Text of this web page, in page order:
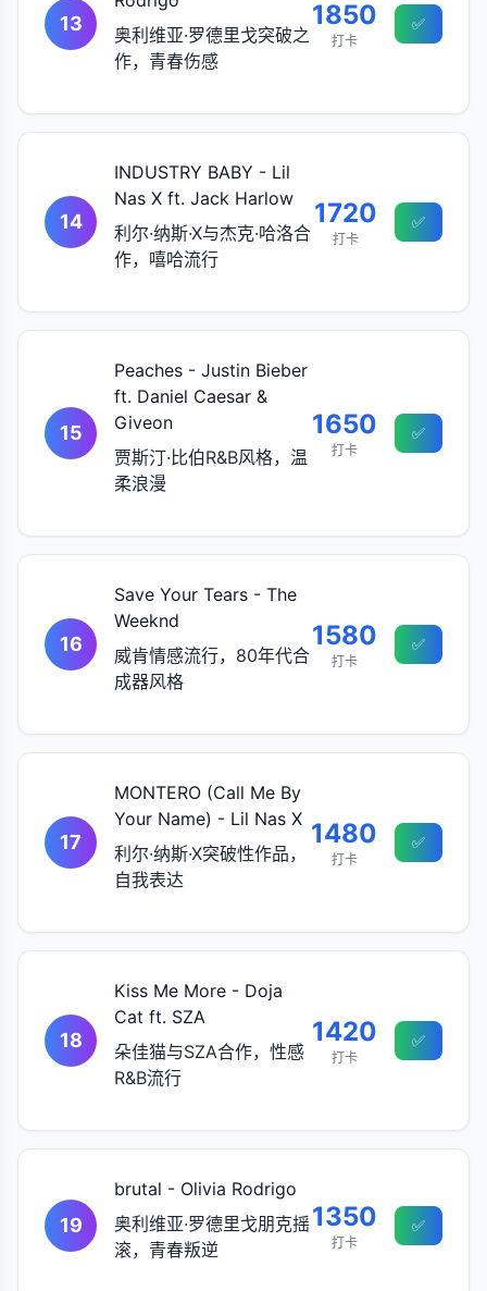
13
奥利维亚·罗德里戈突破之
作，青春伤感
1850
打卡
✅
14
INDUSTRY BABY - Lil
Nas X ft. Jack Harlow
利尔·纳斯·X与杰克·哈洛合
作，嘻哈流行
1720
打卡
✅
15
Peaches - Justin Bieber
ft. Daniel Caesar &
Giveon
贾斯汀·比伯R&B风格，温
柔浪漫
1650
打卡
✅
16
Save Your Tears - The
Weeknd
威肯情感流行，80年代合
成器风格
1580
打卡
✅
17
MONTERO (Call Me By
Your Name) - Lil Nas X
利尔·纳斯·X突破性作品，
自我表达
1480
打卡
✅
18
Kiss Me More - Doja
Cat ft. SZA
朵佳猫与SZA合作，性感
R&B流行
1420
打卡
✅
19
brutal - Olivia Rodrigo
奥利维亚·罗德里戈朋克摇
滚，青春叛逆
1350
打卡
✅